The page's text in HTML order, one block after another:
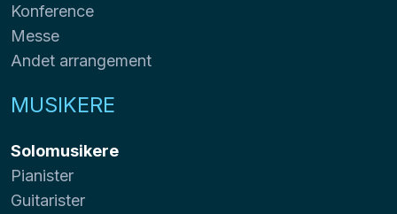
Konference
Messe
Andet arrangement
MUSIKERE
Solomusikere
Pianister
Guitarister